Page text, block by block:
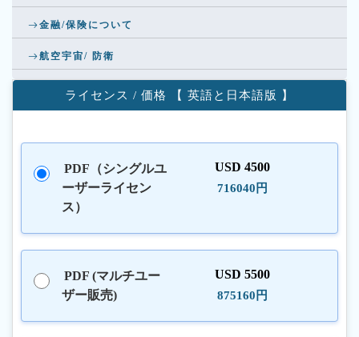
金融/保険について
航空宇宙/ 防衛
ライセンス / 価格 【 英語と日本語版 】
PDF（シングルユ
ーザーライセン
ス）
USD 4500
716040円
PDF (マルチユー
ザー販売)
USD 5500
875160円